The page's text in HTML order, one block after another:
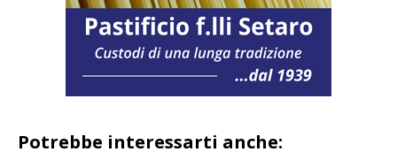
Potrebbe interessarti anche: